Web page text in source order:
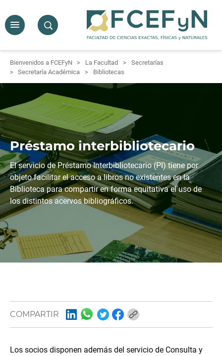
Bienvenidos a FCEFyN La Facultad
Secretarías
Secretaría Académica
Bibliotecas
Préstamo interbibliotecario
El servicio de Préstamo Interbibliotecario (PI) tiene por
objeto facilitar el acceso a libros no existentes en la
Biblioteca para compartir en forma equitativa el uso de
los distintos acervos bibliográficos.
Los socios disponen además del servicio de Consulta y
COMPARTIR